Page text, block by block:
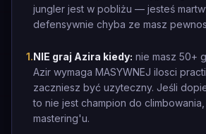
jungler jest w pobliżu — jesteś
defensywnie chyba ze masz
1.NIE graj Azira kiedy: nie masz 50+
Azir wymaga MASYWNEJ ilosci
zaczniesz być uzyteczny. Jeśli
to nie jest champion do
mastering'u.